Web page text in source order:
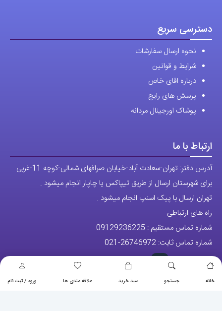
خانه جستجو سبد خرید علاقه مندی ها ورود / ثبت نام
انتخاب
انتخاب
دسترسی سریع
نحوه ارسال سفارشات
شرایط و قوانین
درباره اقای خاص
پرسش های رایج
پوشاک اورجینال مردانه
ارتباط با ما
آدرس دفتر: تهران-سعادت آباد-خیابان صرافهای شمالی-کوچه 11-غربی
برای شهرستان ارسال از طریق تیپاکس یا چاپار انجام میشود .
تهران ارسال با پیک اسنپ انجام میشود .
راه های ارتباطی
شماره تماس مستقیم : 09129236225
شماره تماس ثابت: 26746972
-021
تلگرام
پیج ساعت